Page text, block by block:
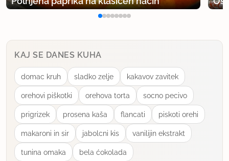
KAJ SE DANES KUHA
domac kruh sladko zelje kakavov zavitek
orehovi piškotki orehova torta socno pecivo
prigrizek prosena kaša flancati piskoti orehi
makaroni in sir jabolcni kis vanilijin ekstrakt
tunina omaka bela ćokolada